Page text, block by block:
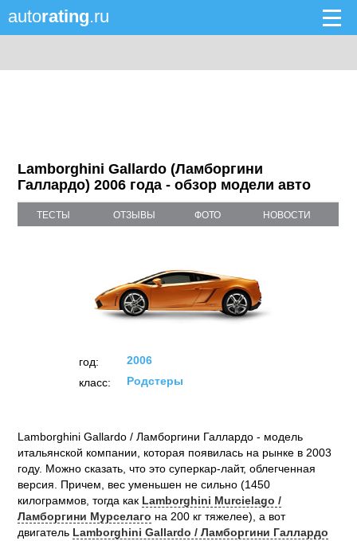
autorating.ru
Lamborghini Gallardo (Ламборгини
Галлардо) 2006 года - обзор модели авто
ТЕСТЫ ОТЗЫВЫ ФОТО НОВОСТИ
год:
2006
класс:
Родстеры
Lamborghini Gallardo / Ламборгини Галлардо - модель
итальянской компании, которая появилась на рынке в 2003
году. Можно сказать, что это суперкар-лайт, облегченная
версия. Причем, вес уменьшен не сильно (1450
килограммов, тогда как Lamborghini Murcielago /
Ламборгини Мурселаго на 200 кг тяжелее), а вот
двигатель Lamborghini Gallardo / Ламборгини Галлардо